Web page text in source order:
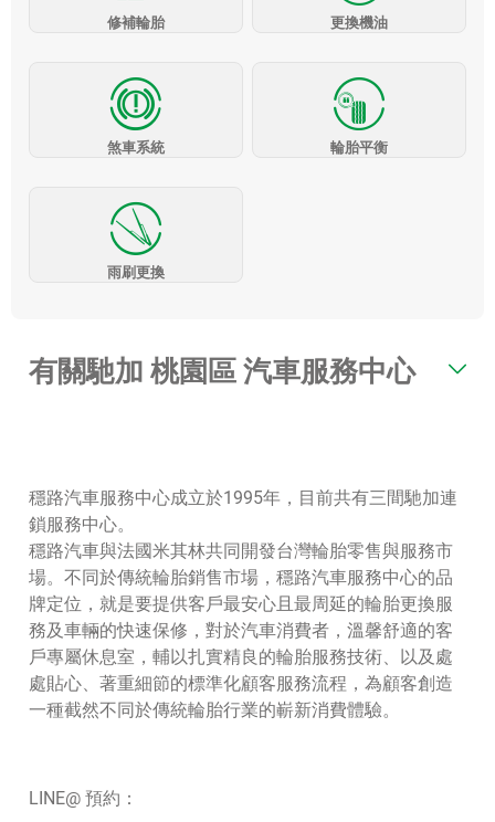
修補輪胎 更換機油
煞車系統 輪胎平衡
雨刷更換
有關馳加 桃園區 汽車服務中心
穩路汽車服務中心成立於1995年，目前共有三間馳加連
鎖服務中心。
穩路汽車與法國米其林共同開發台灣輪胎零售與服務市
場。不同於傳統輪胎銷售市場，穩路汽車服務中心的品
牌定位，就是要提供客戶最安心且最周延的輪胎更換服
務及車輛的快速保修，對於汽車消費者，溫馨舒適的客
戶專屬休息室，輔以扎實精良的輪胎服務技術、以及處
處貼心、著重細節的標準化顧客服務流程，為顧客創造
一種截然不同於傳統輪胎行業的嶄新消費體驗。
LINE@ 預約：